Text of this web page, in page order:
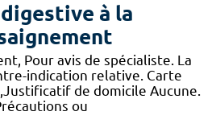
à la
Pour avis de spécialiste. La
indication relative. Carte
de domicile Aucune.
ou